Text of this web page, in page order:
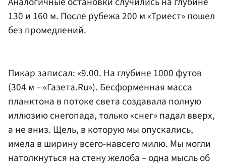
130 и 160 м. После рубежа 200 м «Триест» пошел
без промедлений.
Пикар записал: «9.00. На глубине 1000 футов
(304 м – «Газета.Ru»). Бесформенная масса
планктона в потоке света создавала полную
иллюзию снегопада, только «снег» падал вверх,
а не вниз. Щель, в которую мы опускались,
имела в ширину всего-навсего милю. Мы могли
натолкнуться на стену желоба – одна мысль об